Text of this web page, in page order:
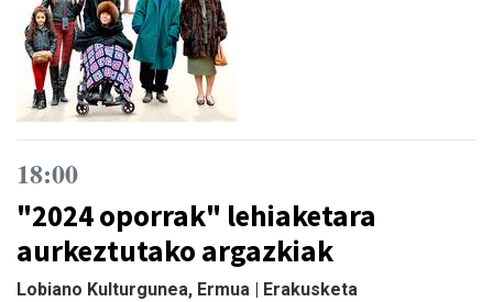
18:00
"2024 oporrak" lehiaketara
aurkeztutako argazkiak
Lobiano Kulturgunea, Ermua | Erakusketa